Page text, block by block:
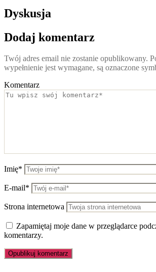
Dyskusja
Dodaj komentarz
Twój adres email nie zostanie opublikowany.
wypełnienie jest wymagane, są oznaczone
Komentarz
Imię*
E-mail*
Strona internetowa
Zapamiętaj moje dane w przeglądarce
komentarzy.